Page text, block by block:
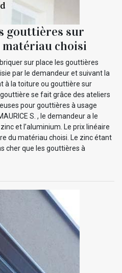
gouttières sur
matériau choisi
sur place les gouttières
par le demandeur et suivant la
à la toiture ou gouttière sur
se fait grâce des ateliers
pour gouttières à usage
S. , le demandeur a le
et l’aluminium. Le prix linéaire
du matériau choisi. Le zinc étant
cher que les gouttières à